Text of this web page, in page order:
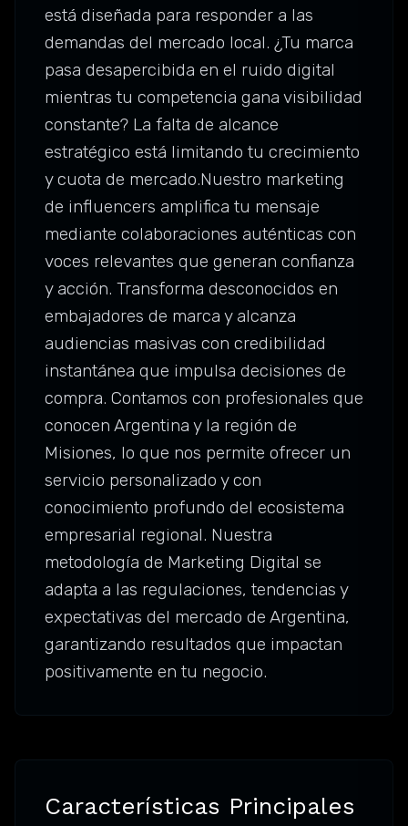
está diseñada para responder a las
demandas del mercado local. ¿Tu marca
pasa desapercibida en el ruido digital
mientras tu competencia gana visibilidad
constante? La falta de alcance
estratégico está limitando tu crecimiento
y cuota de mercado.Nuestro marketing
de influencers amplifica tu mensaje
mediante colaboraciones auténticas con
voces relevantes que generan confianza
y acción. Transforma desconocidos en
embajadores de marca y alcanza
audiencias masivas con credibilidad
instantánea que impulsa decisiones de
compra. Contamos con profesionales que
conocen Argentina y la región de
Misiones, lo que nos permite ofrecer un
servicio personalizado y con
conocimiento profundo del ecosistema
empresarial regional. Nuestra
metodología de Marketing Digital se
adapta a las regulaciones, tendencias y
expectativas del mercado de Argentina,
garantizando resultados que impactan
positivamente en tu negocio.
Características Principales